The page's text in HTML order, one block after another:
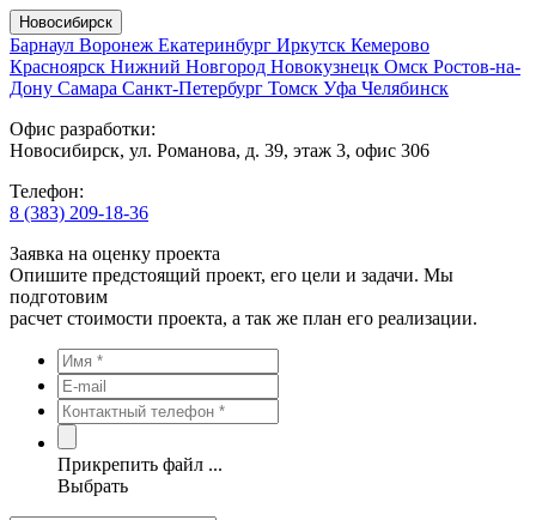
Новосибирск
Барнаул Воронеж Екатеринбург Иркутск Кемерово
Красноярск Нижний Новгород Новокузнецк Омск Ростов-на-
Дону Самара Санкт-Петербург Томск Уфа Челябинск
Офис разработки:
Новосибирск, ул. Романова, д. 39, этаж 3, офис 306
Телефон:
8 (383) 209-18-36
Заявка на оценку проекта
Опишите предстоящий проект, его цели и задачи. Мы
подготовим
расчет стоимости проекта, а так же план его реализации.
Прикрепить файл ...
Выбрать